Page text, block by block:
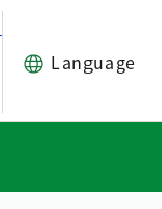
Language